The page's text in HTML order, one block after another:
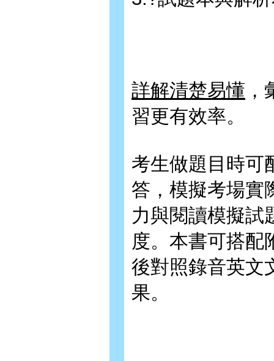
詳解清楚易懂
習更有效率。
考生做題目時可
答，模擬考場實
力與閱讀模擬試
度。本書可搭配
後對照錄音英文
果。